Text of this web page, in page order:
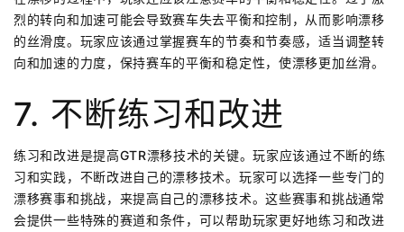
烈的转向和加速可能会导致赛车失去平衡和控制，从而影响漂移
的丝滑度。玩家应该通过掌握赛车的节奏和节奏感，适当调整转
向和加速的力度，保持赛车的平衡和稳定性，使漂移更加丝滑。
7. 不断练习和改进
练习和改进是提高GTR漂移技术的关键。玩家应该通过不断的练
习和实践，不断改进自己的漂移技术。玩家可以选择一些专门的
漂移赛事和挑战，来提高自己的漂移技术。这些赛事和挑战通常
会提供一些特殊的赛道和条件，可以帮助玩家更好地练习和改进